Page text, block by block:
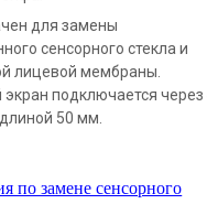
для замены
сенсорного стекла и
лицевой мембраны.
подключается через
50 мм.
по замене сенсорного